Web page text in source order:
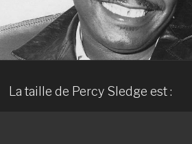
La taille de Percy Sledge est :